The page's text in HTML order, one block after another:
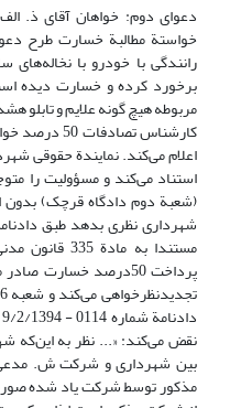
دعوای دوم: خواهان آقای ذ.
خواستة مطالبة خسارت طرح
رانندگی با خودرو با
برخورد کرده و خسارت دیده
مربوطه هیچ گونه علایم و تابلو
اعلام می‌کند. نمایندة حقوقی
استناد می‌کند و مسؤولیت را
(شعبة دوم دادگاه قرچک) بدون
مستندا به
پرداخت 50درصد
نقض می‌کند: «... نظر به این‌که
بین شهرداری و شرکت ش.
مذکور توسط شرکت یاد شده